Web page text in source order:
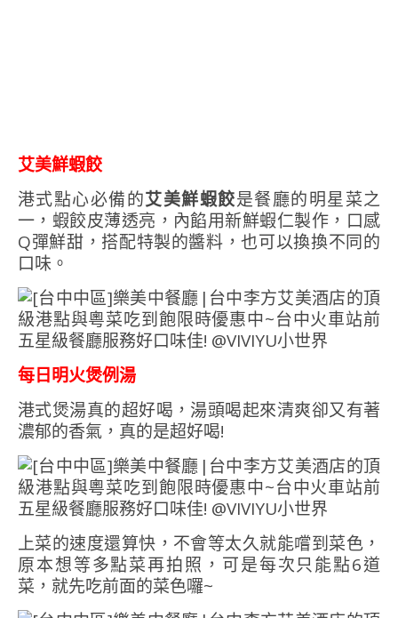
艾美鮮蝦餃
港式點心必備的艾美鮮蝦餃是餐廳的明星菜之
一，蝦餃皮薄透亮，內餡用新鮮蝦仁製作，口感
Q彈鮮甜，搭配特製的醬料，也可以換換不同的
口味。
每日明火煲例湯
港式煲湯真的超好喝，湯頭喝起來清爽卻又有著
濃郁的香氣，真的是超好喝!
上菜的速度還算快，不會等太久就能嚐到菜色，
原本想等多點菜再拍照，可是每次只能點6道
菜，就先吃前面的菜色囉~